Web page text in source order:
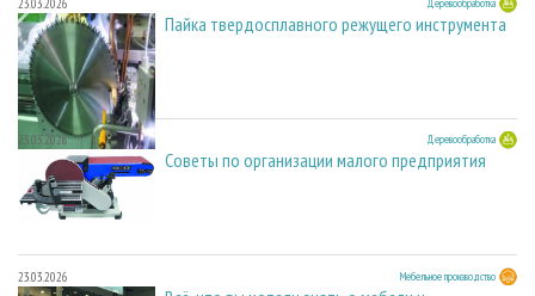
23.03.2026
Пайка твердосплавного режущего инструмента
23.03.2026 Деревообработка
Советы по организации малого предприятия
23.03.2026 Мебельное производство